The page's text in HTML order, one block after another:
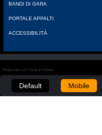
BANDI DI GARA
PORTALE APPALTI
ACCESSIBILITÀ
Realizzato con Plone & Python
Default Mobile